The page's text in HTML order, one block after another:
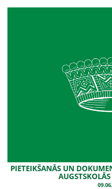
PIETEIKŠANĀS UN